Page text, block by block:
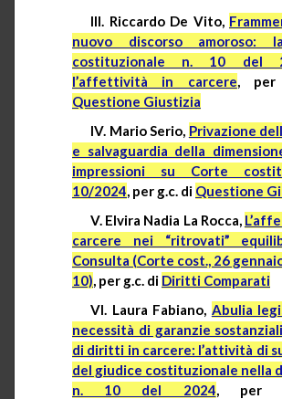
III. Riccardo De Vito,
nuovo discorso amoroso:
costituzionale n. 10 del
l’affettività in carcere, per
Questione Giustizia
IV. Mario Serio, Privazione
e salvaguardia della
impressioni su Corte
10/2024, per g.c. di Questione
V. Elvira Nadia La Rocca,
carcere nei “ritrovati”
Consulta (Corte cost., 26
10), per g.c. di Diritti Comparati
VI. Laura Fabiano, Abulia
necessità di garanzie
di diritti in carcere: l’attività di
del giudice costituzionale nella
n. 10 del 2024, per